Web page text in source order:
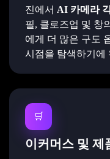
진에서 AI 카메라
필, 클로즈업 및 창
에게 더 많은 구도
시점을 탐색하기에
🛒
이커머스 및 제